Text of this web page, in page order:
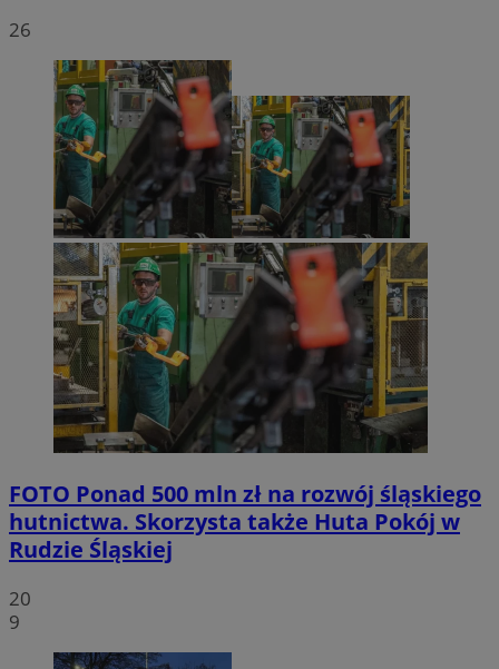
26
FOTO Ponad 500 mln zł na rozwój śląskiego
hutnictwa. Skorzysta także Huta Pokój w
Rudzie Śląskiej
20
9